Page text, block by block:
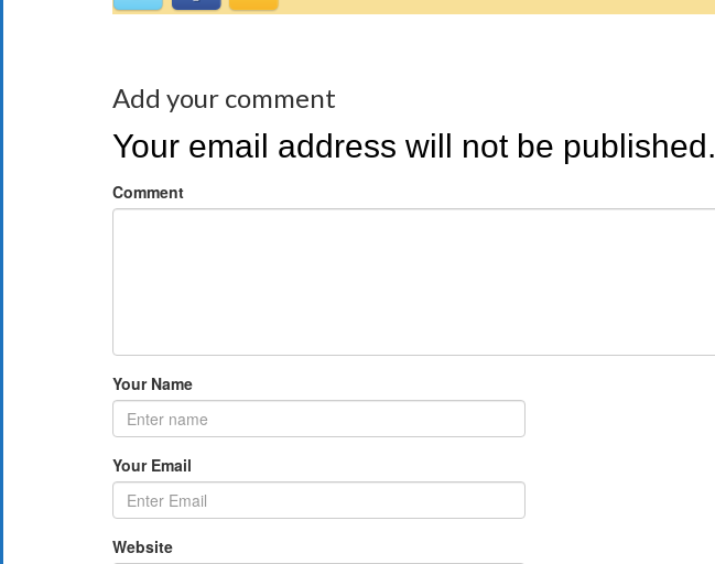
Add your comment
Your email address will not be published.
Comment
Your Name
Your Email
Website